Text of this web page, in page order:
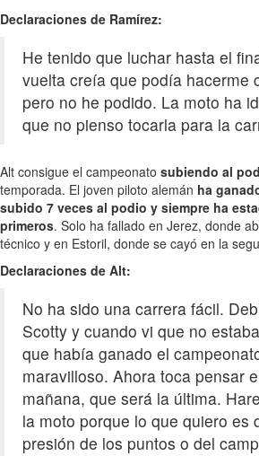
Declaraciones de Ramírez:
He tenido que luchar hasta el
vuelta creía que podía hacerme
pero no he podido. La moto ha
que no pienso tocarla para la
Alt consigue el campeonato subiendo al
temporada. El joven piloto alemán ha
subido 7 veces al podio y siempre ha
primeros. Solo ha fallado en Jerez, donde
técnico y en Estoril, donde se cayó en la
Declaraciones de Alt:
No ha sido una carrera fácil.
Scotty y cuando vi que no
que había ganado el
maravilloso. Ahora toca pensar
mañana, que será la última.
la moto porque lo que quiero es
presión de los puntos o del